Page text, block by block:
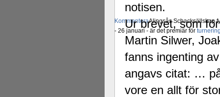
KommenteraAlingsås Schacksällskap
- 26 januari - är det premiär för
notisen.
Ur brevet, som
Martin Silwer,
fanns ingenting
angavs citat: …
vore en allt för